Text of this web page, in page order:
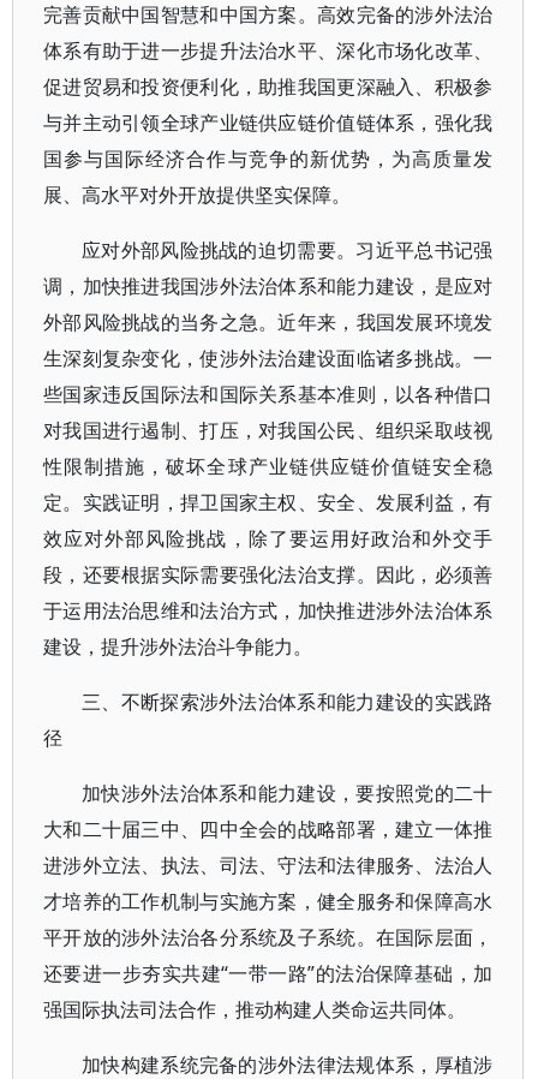
完善贡献中国智慧和中国方案。高效完备的涉外法治
体系有助于进一步提升法治水平、深化市场化改革、
促进贸易和投资便利化，助推我国更深融入、积极参
与并主动引领全球产业链供应链价值链体系，强化我
国参与国际经济合作与竞争的新优势，为高质量发
展、高水平对外开放提供坚实保障。
应对外部风险挑战的迫切需要。习近平总书记强
调，加快推进我国涉外法治体系和能力建设，是应对
外部风险挑战的当务之急。近年来，我国发展环境发
生深刻复杂变化，使涉外法治建设面临诸多挑战。一
些国家违反国际法和国际关系基本准则，以各种借口
对我国进行遏制、打压，对我国公民、组织采取歧视
性限制措施，破坏全球产业链供应链价值链安全稳
定。实践证明，捍卫国家主权、安全、发展利益，有
效应对外部风险挑战，除了要运用好政治和外交手
段，还要根据实际需要强化法治支撑。因此，必须善
于运用法治思维和法治方式，加快推进涉外法治体系
建设，提升涉外法治斗争能力。
三、不断探索涉外法治体系和能力建设的实践路
径
加快涉外法治体系和能力建设，要按照党的二十
大和二十届三中、四中全会的战略部署，建立一体推
进涉外立法、执法、司法、守法和法律服务、法治人
才培养的工作机制与实施方案，健全服务和保障高水
平开放的涉外法治各分系统及子系统。在国际层面，
还要进一步夯实共建“一带一路”的法治保障基础，加
强国际执法司法合作，推动构建人类命运共同体。
加快构建系统完备的涉外法律法规体系，厚植涉